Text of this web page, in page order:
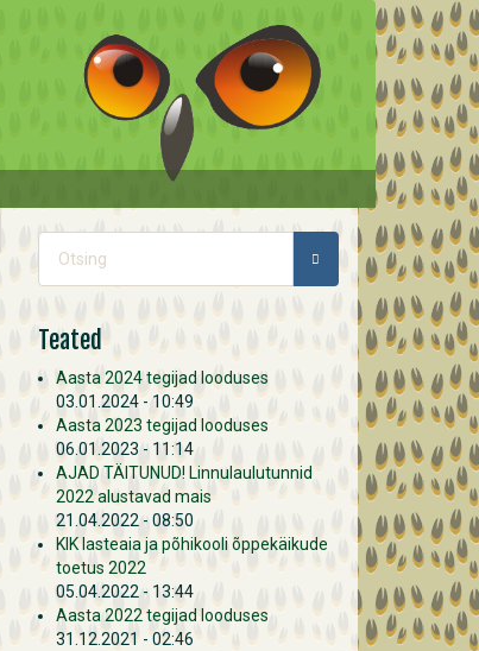
Otsinguvorm
Teated
Aasta 2024 tegijad looduses
03.01.2024 - 10:49
Aasta 2023 tegijad looduses
06.01.2023 - 11:14
AJAD TÄITUNUD! Linnulaulutunnid
2022 alustavad mais
21.04.2022 - 08:50
KIK lasteaia ja põhikooli õppekäikude
toetus 2022
05.04.2022 - 13:44
Aasta 2022 tegijad looduses
31.12.2021 - 02:46